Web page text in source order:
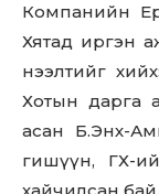
Компанийн
Хятад иргэн
нээлтийг
Хотын дарга
асан Б.Энх-
гишүүн, ГХ-